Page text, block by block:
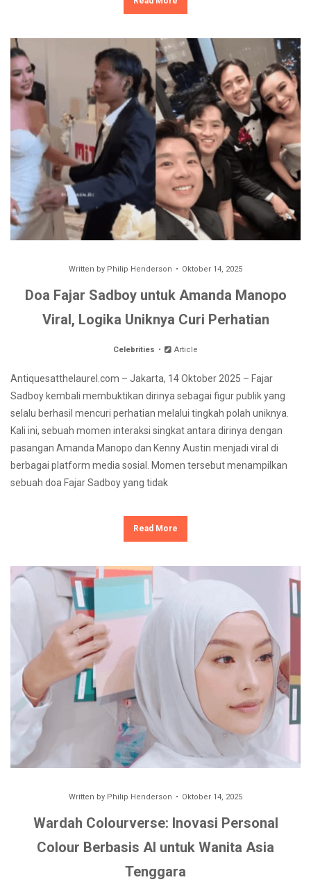
Written by Philip Henderson Oktober 14, 2025
Doa Fajar Sadboy untuk Amanda Manopo
Viral, Logika Uniknya Curi Perhatian
Celebrities Article
Antiquesatthelaurel.com – Jakarta, 14 Oktober 2025 – Fajar
Sadboy kembali membuktikan dirinya sebagai figur publik yang
selalu berhasil mencuri perhatian melalui tingkah polah uniknya.
Kali ini, sebuah momen interaksi singkat antara dirinya dengan
pasangan Amanda Manopo dan Kenny Austin menjadi viral di
berbagai platform media sosial. Momen tersebut menampilkan
sebuah doa Fajar Sadboy yang tidak
Read More
Written by Philip Henderson Oktober 14, 2025
Wardah Colourverse: Inovasi Personal
Colour Berbasis AI untuk Wanita Asia
Tenggara